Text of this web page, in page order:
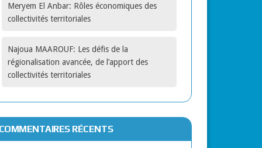
de l’économie et de la société
Meryem El Anbar: Rôles économiques des
collectivités territoriales
Najoua MAAROUF: Les défis de la
régionalisation avancée, de l’apport des
collectivités territoriales
COMMENTAIRES RÉCENTS